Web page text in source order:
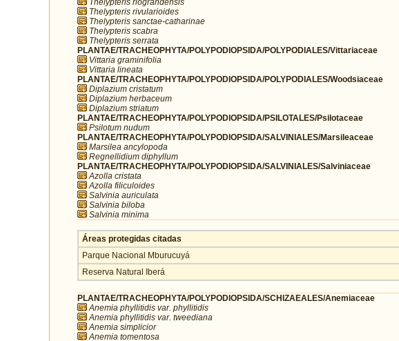
Thelypteris riograndensis
Thelypteris rivularioides
Thelypteris sanctae-catharinae
Thelypteris scabra
Thelypteris serrata
PLANTAE/TRACHEOPHYTA/POLYPODIOPSIDA/POLYPODIALES/Vittariaceae
Vittaria graminifolia
Vittaria lineata
PLANTAE/TRACHEOPHYTA/POLYPODIOPSIDA/POLYPODIALES/Woodsiaceae
Diplazium cristatum
Diplazium herbaceum
Diplazium striatum
PLANTAE/TRACHEOPHYTA/POLYPODIOPSIDA/PSILOTALES/Psilotaceae
Psilotum nudum
PLANTAE/TRACHEOPHYTA/POLYPODIOPSIDA/SALVINIALES/Marsileaceae
Marsilea ancylopoda
Regnellidium diphyllum
PLANTAE/TRACHEOPHYTA/POLYPODIOPSIDA/SALVINIALES/Salviniaceae
Azolla cristata
Azolla filiculoides
Salvinia auriculata
Salvinia biloba
Salvinia minima
Áreas protegidas citadas
Parque Nacional Mburucuyá
Reserva Natural Iberá
PLANTAE/TRACHEOPHYTA/POLYPODIOPSIDA/SCHIZAEALES/Anemiaceae
Anemia phyllitidis var. phyllitidis
Anemia phyllitidis var. tweediana
Anemia simplicior
Anemia tomentosa